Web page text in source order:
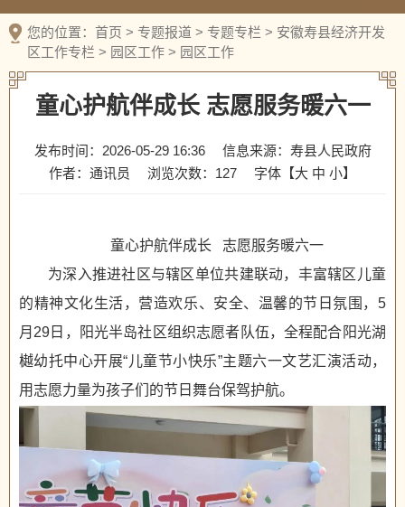
新媒体
您的位置： 首页 > 专题报道 > 专题专栏 > 安徽寿县经济开发
区工作专栏 > 园区工作 > 园区工作
童心护航伴成长 志愿服务暖六一
发布时间：2026-05-29 16:36
信息来源：寿县人民政府
作者：通讯员
浏览次数： 127 字体【大 中 小】
童心护航伴成长 志愿服务暖六一
为深入推进社区与辖区单位共建联动，丰富辖区儿童
的精神文化生活，营造欢乐、安全、温馨的节日氛围，5
月29日，阳光半岛社区组织志愿者队伍，全程配合阳光湖
樾幼托中心开展“儿童节小快乐”主题六一文艺汇演活动，
用志愿力量为孩子们的节日舞台保驾护航。